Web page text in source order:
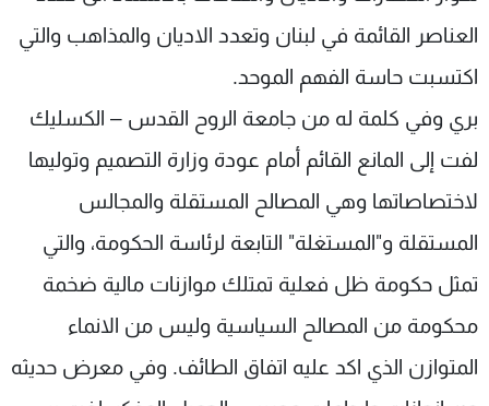
العناصر القائمة في لبنان وتعدد الاديان والمذاهب والتي
اكتسبت حاسة الفهم الموحد.
بري وفي كلمة له من جامعة الروح القدس – الكسليك
لفت إلى المانع القائم أمام عودة وزارة التصميم وتوليها
لاختصاصاتها وهي المصالح المستقلة والمجالس
المستقلة و"المستغلة" التابعة لرئاسة الحكومة، والتي
تمثل حكومة ظل فعلية تمتلك موازنات مالية ضخمة
محكومة من المصالح السياسية وليس من الانماء
المتوازن الذي اكد عليه اتفاق الطائف. وفي معرض حديثه